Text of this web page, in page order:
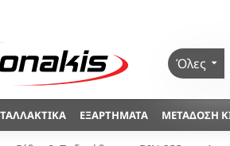
Όλες
ΕΞΑΡΤΉΜΑΤΑ ΜΕΤΆΔΟΣΗ